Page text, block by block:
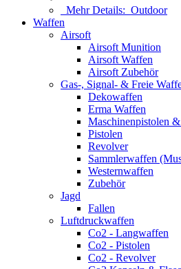
Mehr Details: Outdoor
Waffen
Airsoft
Airsoft Munition
Airsoft Waffen
Airsoft Zubehör
Gas-, Signal- & Freie
Dekowaffen
Erma Waffen
Maschinenpistolen
Pistolen
Revolver
Sammlerwaffen
Westernwaffen
Zubehör
Jagd
Fallen
Luftdruckwaffen
Co2 - Langwaffen
Co2 - Pistolen
Co2 - Revolver